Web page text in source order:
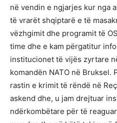
në vendin e ngjarjes kur nga
të vrarët shqiptarë e të
vëzhgimit dhe programit të
time dhe e kam përgatitur
institucionet të vijës zyrtare
komandën NATO në Bruksel.
rastin e krimit të rëndë në
askend dhe, u jam drejtuar
ndërkombëtare për të